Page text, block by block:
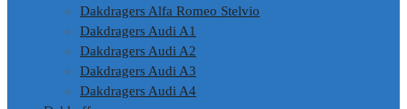
Dakdragers Alfa Romeo Stelvio
Dakdragers Audi A1
Dakdragers Audi A2
Dakdragers Audi A3
Dakdragers Audi A4